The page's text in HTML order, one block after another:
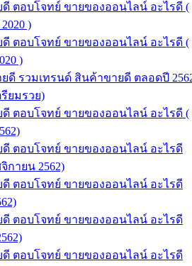
ดี ตอบโจทย์ ขายของออนไลน์ อะไรดี (
)
ดี ตอบโจทย์ ขายของออนไลน์ อะไรดี (
)
ยดี รวมเทรนด์ สินค้าขายดี ตลอดปี
ยมรวย)
ดี ตอบโจทย์ ขายของออนไลน์ อะไรดี (
ดี ตอบโจทย์ ขายของออนไลน์ อะไรดี
กายน 2562)
ดี ตอบโจทย์ ขายของออนไลน์ อะไรดี
ดี ตอบโจทย์ ขายของออนไลน์ อะไรดี
ดี ตอบโจทย์ ขายของออนไลน์ อะไรดี